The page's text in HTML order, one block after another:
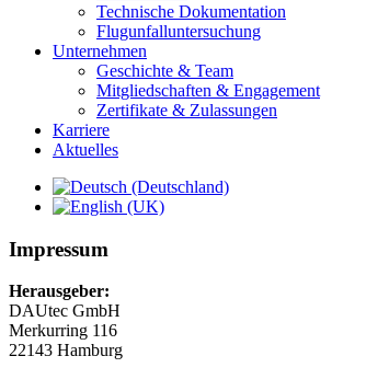
Technische Dokumentation
Flugunfalluntersuchung
Unternehmen
Geschichte & Team
Mitgliedschaften & Engagement
Zertifikate & Zulassungen
Karriere
Aktuelles
Impressum
Herausgeber:
DAUtec GmbH
Merkurring 116
22143 Hamburg